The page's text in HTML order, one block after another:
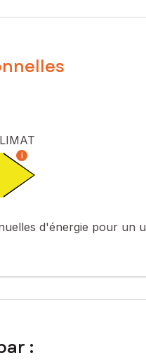
i
d'énergie pour un
: